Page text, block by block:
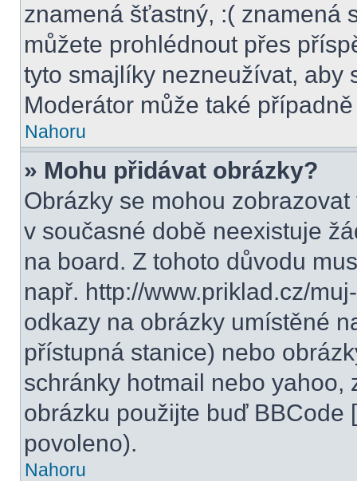
znamená šťastný, :( znamená
můžete prohlédnout přes
tyto smajlíky nezneužívat, aby
Moderátor může také
Nahoru
» Mohu přidávat obrázky?
Obrázky se mohou
v současné době neexistuje
na board. Z tohoto důvodu
např. http://www.priklad.cz/
odkazy na obrázky umístěné
přístupná stanice) nebo
schránky hotmail nebo yahoo,
obrázku použijte buď BBCode
povoleno).
Nahoru